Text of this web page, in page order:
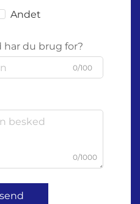
Andet
du brug for?
0/100
0/1000